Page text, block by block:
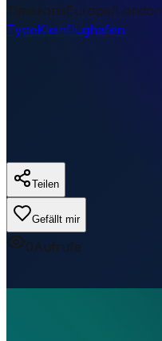
TimezoneEurope/London
TypeKleinflughafen
Teilen
Gefällt mir
0Aufrufe